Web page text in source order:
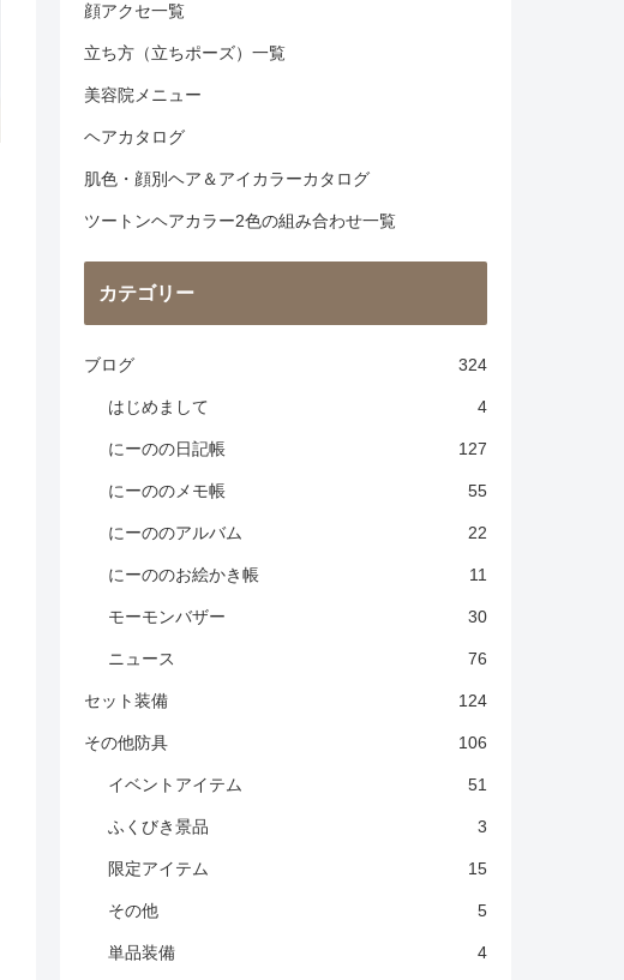
顔アクセ一覧
立ち方（立ちポーズ）一覧
美容院メニュー
ヘアカタログ
肌色・顔別ヘア＆アイカラーカタログ
ツートンヘアカラー2色の組み合わせ一覧
カテゴリー
ブログ 324
はじめまして 4
にーのの日記帳 127
にーののメモ帳 55
にーののアルバム 22
にーののお絵かき帳 11
モーモンバザー 30
ニュース 76
セット装備 124
その他防具 106
イベントアイテム 51
ふくびき景品 3
限定アイテム 15
その他 5
単品装備 4